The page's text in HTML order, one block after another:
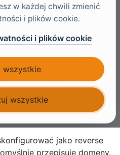
witryny FoxIDs, jak i
reverse proxy,
przetestowane.
jako reverse
przepisuje domeny.
w każdej chwili zmienić
i plików cookie.
i plików cookie
wszystkie
wszystkie